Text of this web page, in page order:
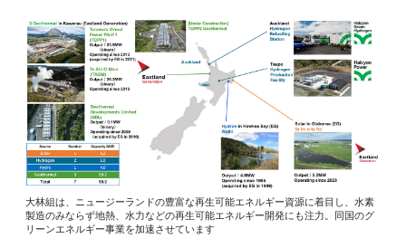
大林組は、ニュージーランドの豊富な再生可能エネルギー資源に着目し、水素
製造のみならず地熱、水力などの再生可能エネルギー開発にも注力。同国のグ
リーンエネルギー事業を加速させています